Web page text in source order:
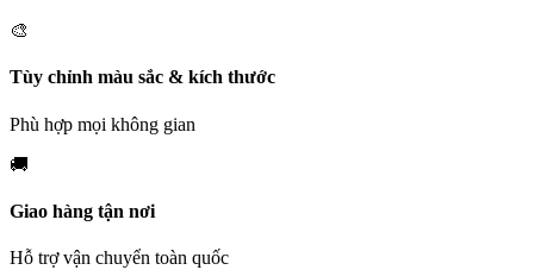
🎨
Tùy chỉnh màu sắc & kích thước
Phù hợp mọi không gian
🚚
Giao hàng tận nơi
Hỗ trợ vận chuyển toàn quốc